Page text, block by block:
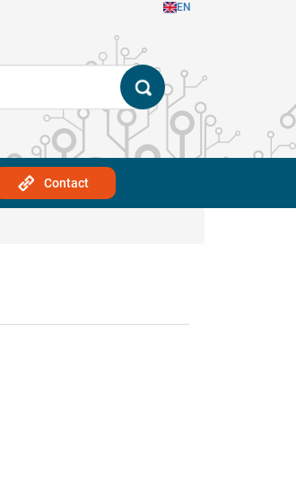
EN
Contact